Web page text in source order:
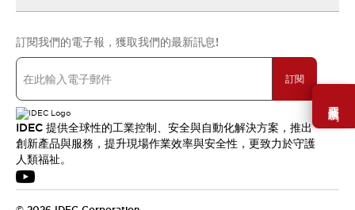
需要幫助嗎？
訂閱我們的電子報，獲取我們的最新訊息!
訂閱
IDEC 提供全球性的工業控制、安全與自動化解決方案，推出
創新產品與服務，提升現場作業效率與安全性，更致力於守護
人類福祉。